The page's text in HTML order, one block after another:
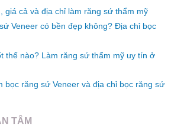
giá cả và địa chỉ làm răng sứ thẩm mỹ
Veneer có bền đẹp không? Địa chỉ bọc
thế nào? Làm răng sứ thẩm mỹ uy tín ở
bọc răng sứ Veneer và địa chỉ bọc răng sứ
TÂM